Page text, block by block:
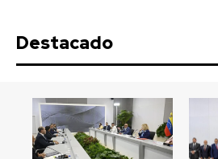
Destacado